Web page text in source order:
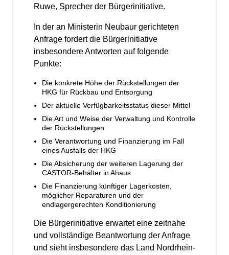
Ruwe, Sprecher der Bürgerinitiative.
In der an Ministerin Neubaur gerichteten
Anfrage fordert die Bürgerinitiative
insbesondere Antworten auf folgende
Punkte:
Die konkrete Höhe der Rückstellungen der
HKG für Rückbau und Entsorgung
Der aktuelle Verfügbarkeitsstatus dieser Mittel
Die Art und Weise der Verwaltung und Kontrolle
der Rückstellungen
Die Verantwortung und Finanzierung im Fall
eines Ausfalls der HKG
Die Absicherung der weiteren Lagerung der
CASTOR-Behälter in Ahaus
Die Finanzierung künftiger Lagerkosten,
möglicher Reparaturen und der
endlagergerechten Konditionierung
Die Bürgerinitiative erwartet eine zeitnahe
und vollständige Beantwortung der Anfrage
und sieht insbesondere das Land Nordrhein-